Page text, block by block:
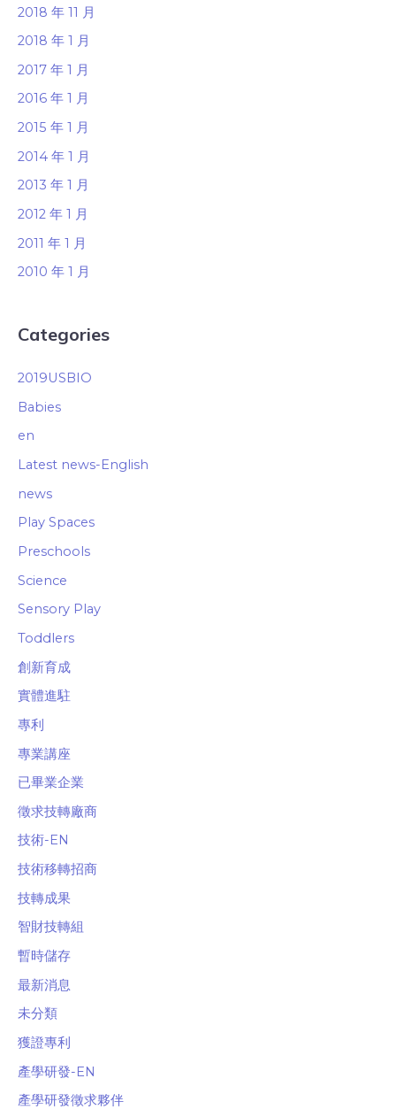
2018 年 11 月
2018 年 1 月
2017 年 1 月
2016 年 1 月
2015 年 1 月
2014 年 1 月
2013 年 1 月
2012 年 1 月
2011 年 1 月
2010 年 1 月
Categories
2019USBIO
Babies
en
Latest news-English
news
Play Spaces
Preschools
Science
Sensory Play
Toddlers
創新育成
實體進駐
專利
專業講座
已畢業企業
徵求技轉廠商
技術-EN
技術移轉招商
技轉成果
智財技轉組
暫時儲存
最新消息
未分類
獲證專利
產學研發-EN
產學研發徵求夥伴